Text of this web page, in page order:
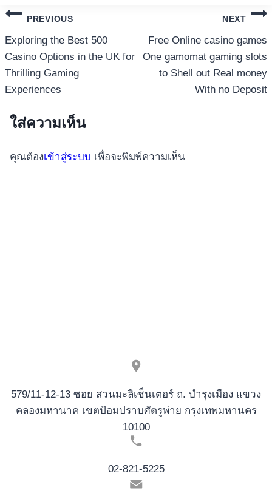
แนะแนว
เรื่อง
PREVIOUS
Exploring the Best 500
Casino Options in the UK for
Thrilling Gaming
Experiences
NEXT
Free Online casino games
One gamomat gaming slots
to Shell out Real money
With no Deposit
ใส่ความเห็น
คุณต้องเข้าสู่ระบบ เพื่อจะพิมพ์ความเห็น
579/11-12-13 ซอย สวนมะลิเซ็นเตอร์ ถ. บำรุงเมือง แขวง
คลองมหานาค เขตป้อมปราบศัตรูพ่าย กรุงเทพมหานคร
10100
02-821-5225